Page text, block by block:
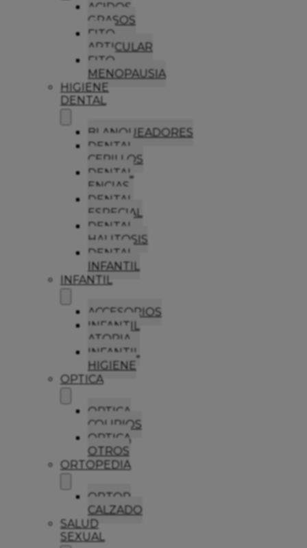
ACIDOS
GRASOS
FITO
ARTICULAR
FITO
MENOPAUSIA
HIGIENE
DENTAL
BLANQUEADORES
DENTAL
CEPILLOS
DENTAL
ENCIAS
DENTAL
ESPECIAL
DENTAL
HALITOSIS
DENTAL
INFANTIL
INFANTIL
ACCESORIOS
INFANTIL
ATOPIA
INFANTIL
HIGIENE
OPTICA
OPTICA
COLIRIOS
OPTICA
OTROS
ORTOPEDIA
ORTOP
CALZADO
SALUD
SEXUAL